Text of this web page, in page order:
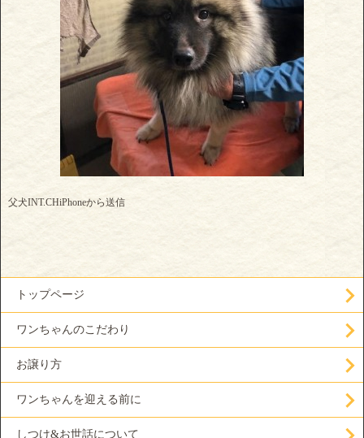
父犬INT.CHiPhoneから送信
トップページ
ワンちゃんのこだわり
お譲り方
ワンちゃんを迎える前に
しつけ&お世話について